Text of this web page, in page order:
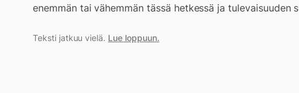
enemmän tai vähemmän tässä hetkessä ja tulevaisuuden
Teksti jatkuu vielä. Lue loppuun.